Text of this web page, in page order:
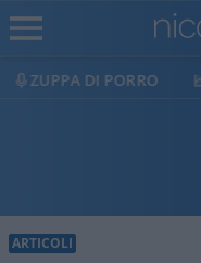
ECONOMIA
ARTICOLI